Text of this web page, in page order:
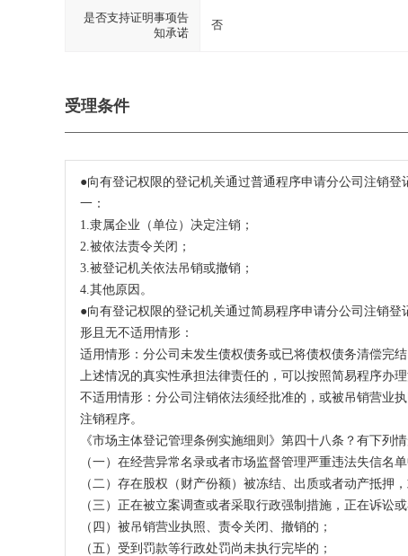
是否支持证明事项告
知承诺
否
受理条件
●向有登记权限的登记机关通过普通程序申请分公司注销
一：
1.隶属企业（单位）决定注销；
2.被依法责令关闭；
3.被登记机关依法吊销或撤销；
4.其他原因。
●向有登记权限的登记机关通过简易程序申请分公司注销
形且无不适用情形：
适用情形：分公司未发生债权债务或已将债权债务清偿完
上述情况的真实性承担法律责任的，可以按照简易程序办理
不适用情形：分公司注销依法须经批准的，或被吊销营业
注销程序。
《市场主体登记管理条例实施细则》第四十八条？有下列
（一）在经营异常名录或者市场监督管理严重违法失信名单
（二）存在股权（财产份额）被冻结、出质或者动产抵押
（三）正在被立案调查或者采取行政强制措施，正在诉讼
（四）被吊销营业执照、责令关闭、撤销的；
（五）受到罚款等行政处罚尚未执行完毕的；